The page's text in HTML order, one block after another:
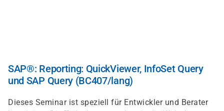
SAP®: Reporting: QuickViewer, InfoSet Query
und SAP Query (BC407/lang)
Dieses Seminar ist speziell für Entwickler und Berater